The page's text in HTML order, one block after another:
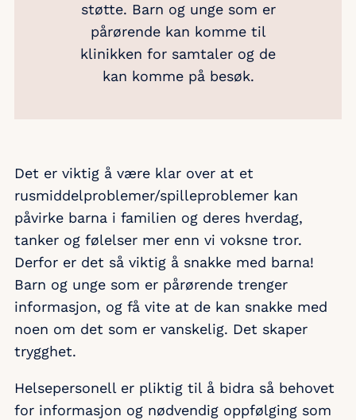
støtte. Barn og unge som er
pårørende kan komme til
klinikken for samtaler og de
kan komme på besøk.
Det er viktig å være klar over at et
rusmiddelproblemer/spilleproblemer kan
påvirke barna i familien og deres hverdag,
tanker og følelser mer enn vi voksne tror.
Derfor er det så viktig å snakke med barna!
Barn og unge som er pårørende trenger
informasjon, og få vite at de kan snakke med
noen om det som er vanskelig. Det skaper
trygghet.
Helsepersonell er pliktig til å bidra så behovet
for informasjon og nødvendig oppfølging som